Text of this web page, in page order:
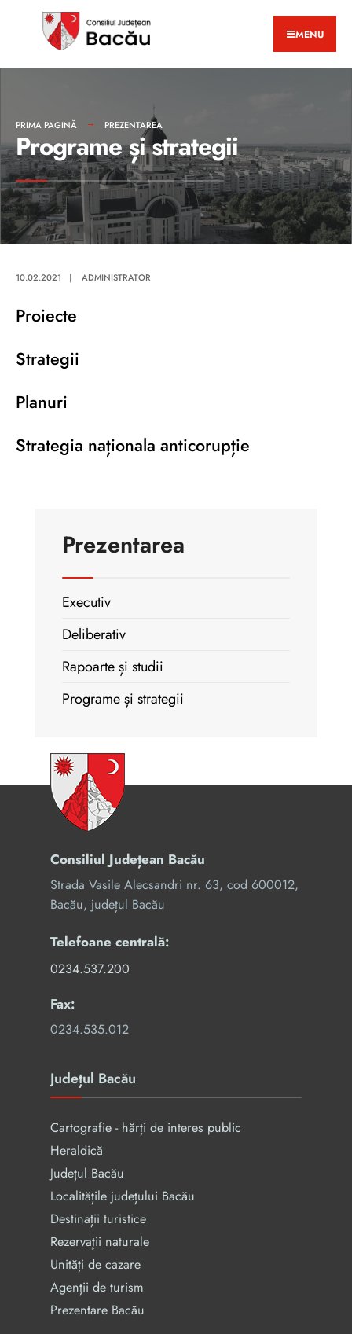
MENU
PRIMA PAGINĂ PREZENTAREA
Programe și strategii
10.02.2021 | ADMINISTRATOR
Proiecte
Strategii
Planuri
Strategia naționala anticorupție
Prezentarea
Executiv
Deliberativ
Rapoarte și studii
Programe și strategii
Consiliul Județean Bacău
Strada Vasile Alecsandri nr. 63, cod 600012,
Bacău, județul Bacău
Telefoane centrală:
0234.537.200
Fax:
0234.535.012
Județul Bacău
Cartografie - hărți de interes public
Heraldică
Județul Bacău
Localitățile județului Bacău
Destinații turistice
Rezervaţii naturale
Unități de cazare
Agenții de turism
Prezentare Bacău